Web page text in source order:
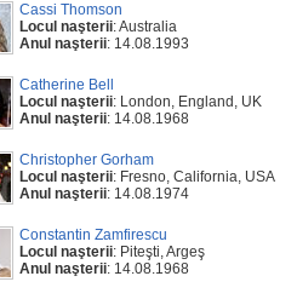
Cassi Thomson
Locul naşterii: Australia
Anul naşterii: 14.08.1993
Catherine Bell
Locul naşterii: London, England, UK
Anul naşterii: 14.08.1968
Christopher Gorham
Locul naşterii: Fresno, California, USA
Anul naşterii: 14.08.1974
Constantin Zamfirescu
Locul naşterii: Piteşti, Argeş
Anul naşterii: 14.08.1968